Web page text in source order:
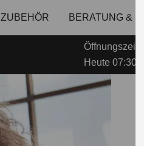
ZUBEHÖR BERATUNG &
Heute 07:30 -